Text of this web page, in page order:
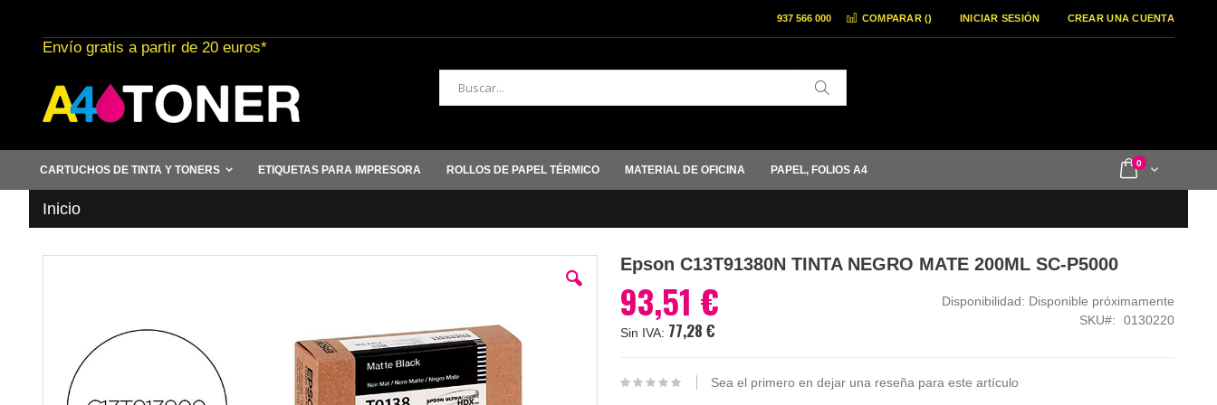
al
contenido
COMPARAR () INICIAR SESIÓN CREAR UNA CUENTA
937 566 000
Envío gratis a partir de 20 euros*
Buscar
Cart
0items
CARTUCHOS DE TINTA Y TONERS ETIQUETAS PARA IMPRESORA ROLLOS DE PAPEL TÉRMICO MATERIAL DE OFICINA PAPEL, FOLIOS A4
Inicio
imágenes
Epson C13T91380N TINTA NEGRO MATE 200ML SC-P5000
93,51 €
77,28 €
Disponibilidad: Disponible próximamente
SKU
0130220
Sea el primero en dejar una reseña para este artículo